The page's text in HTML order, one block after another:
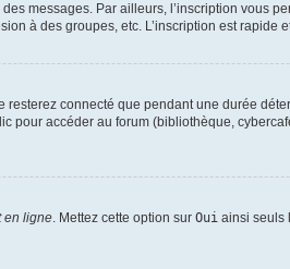
messages. Par ailleurs, l’inscription vous
à des groupes, etc. L’inscription est rapide
resterez connecté que pendant une durée
accéder au forum (bibliothèque,
en ligne. Mettez cette option sur Oui ainsi seuls